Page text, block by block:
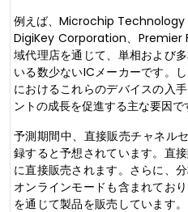
例えば、Microchip Technology
DigiKey Corporation、Premier
域代理店を通じて、単相および
いる数少ないICメーカーです。
におけるこれらのデバイスの入
ントの成長を促進する主な要因で
予測期間中、直接販売チャネル
録すると予想されています。直
に直接販売されます。さらに、
オンラインモードも含まれてお
を通じて製品を販売しています